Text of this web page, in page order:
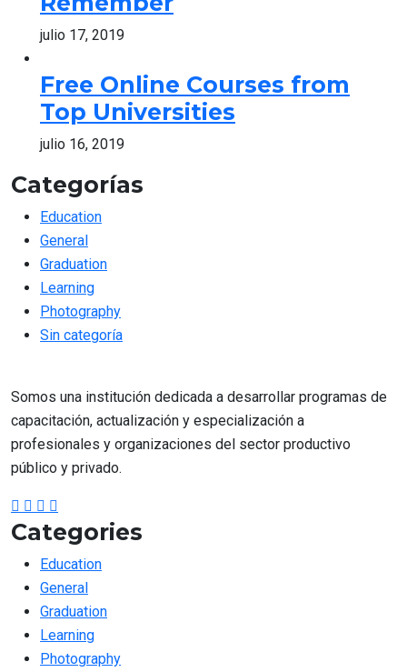
julio 17, 2019
Free Online Courses from
Top Universities
julio 16, 2019
Categorías
Education
General
Graduation
Learning
Photography
Sin categoría
Somos una institución dedicada a desarrollar programas de
capacitación, actualización y especialización a
profesionales y organizaciones del sector productivo
público y privado.
Categories
Education
General
Graduation
Learning
Photography